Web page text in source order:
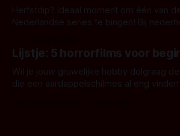
Herfstdip? Ideaal moment om één van
Nederlandse series te bingen! Bij nederhorror denk je al
Amsterdamned of The Johnsons. Maar
is niet beperkt tot films. Hier een aantal
series uit het duistere of horrorgenre. Als
Lijstje: 5 horrorfilms voor
Wil je jouw gruwelijke hobby dolgraag
die een aardappelschilmes al eng